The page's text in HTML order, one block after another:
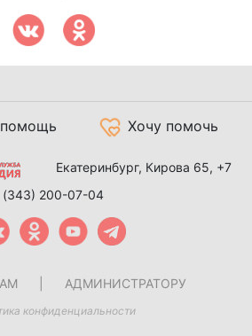
Хочу помочь
Екатеринбург, Кирова 65, +7
(343) 200-07-04
АДМИНИСТРАТОРУ
конфиденциальности